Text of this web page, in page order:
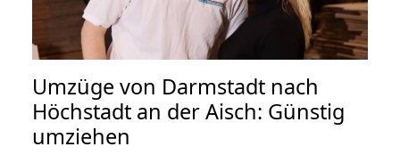
Umzüge von Darmstadt nach
Höchstadt an der Aisch: Günstig
umziehen